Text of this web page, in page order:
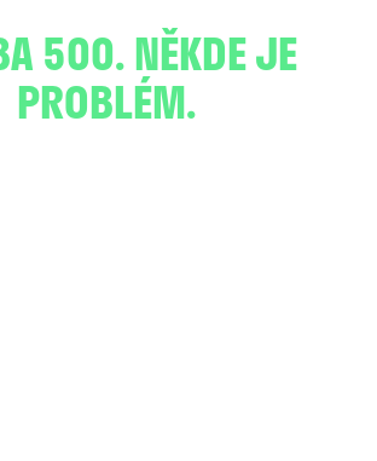
500. NĚKDE JE
PROBLÉM.